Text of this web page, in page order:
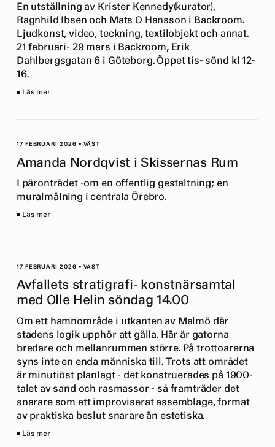
En utställning av Krister Kennedy(kurator),
Ragnhild Ibsen och Mats O Hansson i Backroom.
Ljudkonst, video, teckning, textilobjekt och annat.
21 februari- 29 mars i Backroom, Erik
Dahlbergsgatan 6 i Göteborg. Öppet tis- sönd kl 12-
16.
Läs mer
17 FEBRUARI 2026 • VÄST
Amanda Nordqvist i Skissernas Rum
I päronträdet -om en offentlig gestaltning; en
muralmålning i centrala Örebro.
Läs mer
17 FEBRUARI 2026 • VÄST
Avfallets stratigrafi- konstnärsamtal
med Olle Helin söndag 14.00
Om ett hamnområde i utkanten av Malmö där
stadens logik upphör att gälla. Här är gatorna
bredare och mellanrummen större. På trottoarerna
syns inte en enda människa till. Trots att området
är minutiöst planlagt - det konstruerades på 1900-
talet av sand och rasmassor - så framträder det
snarare som ett improviserat assemblage, format
av praktiska beslut snarare än estetiska.
Läs mer